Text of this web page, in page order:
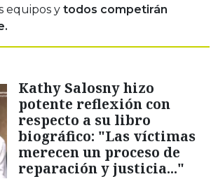
equipos y todos competirán
Kathy Salosny hizo
potente reflexión con
respecto a su libro
biográfico: "Las víctimas
merecen un proceso de
reparación y justicia..."